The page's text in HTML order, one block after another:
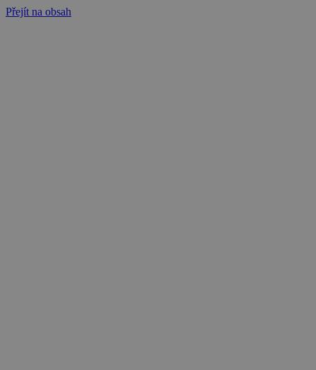
Přejít na obsah